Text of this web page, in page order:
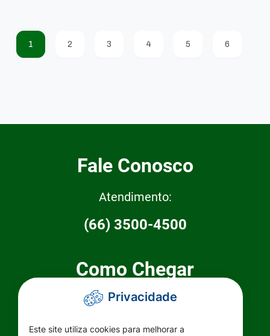
1 2 3 4 5 6
Fale Conosco
Atendimento:
(66) 3500-4500
Como Chegar
Prefeitura Municipal de Primavera do
Privacidade
Este site utiliza cookies para melhorar a